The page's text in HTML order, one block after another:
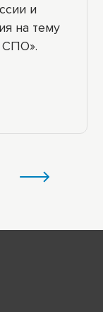
и
на тему
СПО».